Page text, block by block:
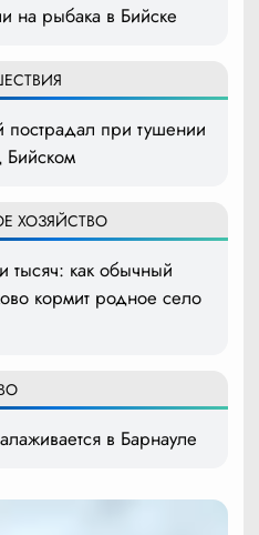
на рыбака в Бийске
пострадал при тушении
ХОЗЯЙСТВО
тысяч: как обычный
кормит родное село
в Барнауле